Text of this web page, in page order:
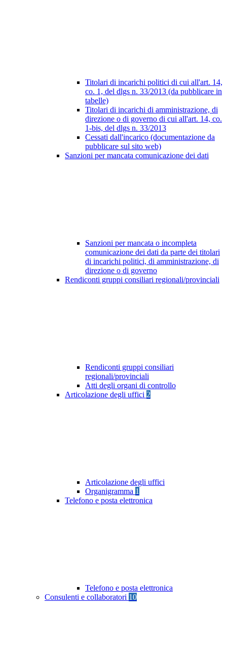
Titolari di incarichi politici di cui all'art. 14,
co. 1, del dlgs n. 33/2013 (da pubblicare in
tabelle)
Titolari di incarichi di amministrazione, di
direzione o di governo di cui all'art. 14, co.
1-bis, del dlgs n. 33/2013
Cessati dall'incarico (documentazione da
pubblicare sul sito web)
Sanzioni per mancata comunicazione dei dati
Sanzioni per mancata o incompleta
comunicazione dei dati da parte dei titolari
di incarichi politici, di amministrazione, di
direzione o di governo
Rendiconti gruppi consiliari regionali/provinciali
Rendiconti gruppi consiliari
regionali/provinciali
Atti degli organi di controllo
Articolazione degli uffici 2
Articolazione degli uffici
Organigramma 1
Telefono e posta elettronica
Telefono e posta elettronica
Consulenti e collaboratori 10